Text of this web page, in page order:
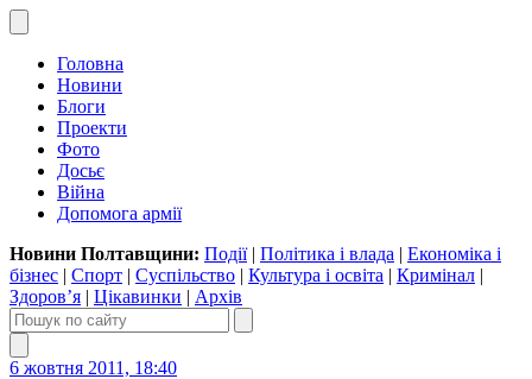
Головна
Новини
Блоги
Проекти
Фото
Досьє
Війна
Допомога армії
Новини Полтавщини: Події| Політика і влада | Економіка і
бізнес | Спорт | Суспільство | Культура і освіта | Кримінал |
Здоров’я | Цікавинки | Архів
6 жовтня 2011, 18:40